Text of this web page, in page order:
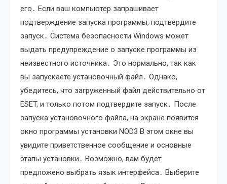
его․ Если ваш компьютер запрашивает
подтверждение запуска программы, подтвердите
запуск․ Система безопасности Windows может
выдать предупреждение о запуске программы из
неизвестного источника․ Это нормально, так как
вы запускаете установочный файл․ Однако,
убедитесь, что загруженный файл действительно от
ESET, и только потом подтвердите запуск․ После
запуска установочного файла, на экране появится
окно программы установки NOD3 В этом окне вы
увидите приветственное сообщение и основные
этапы установки․ Возможно, вам будет
предложено выбрать язык интерфейса․ Выберите